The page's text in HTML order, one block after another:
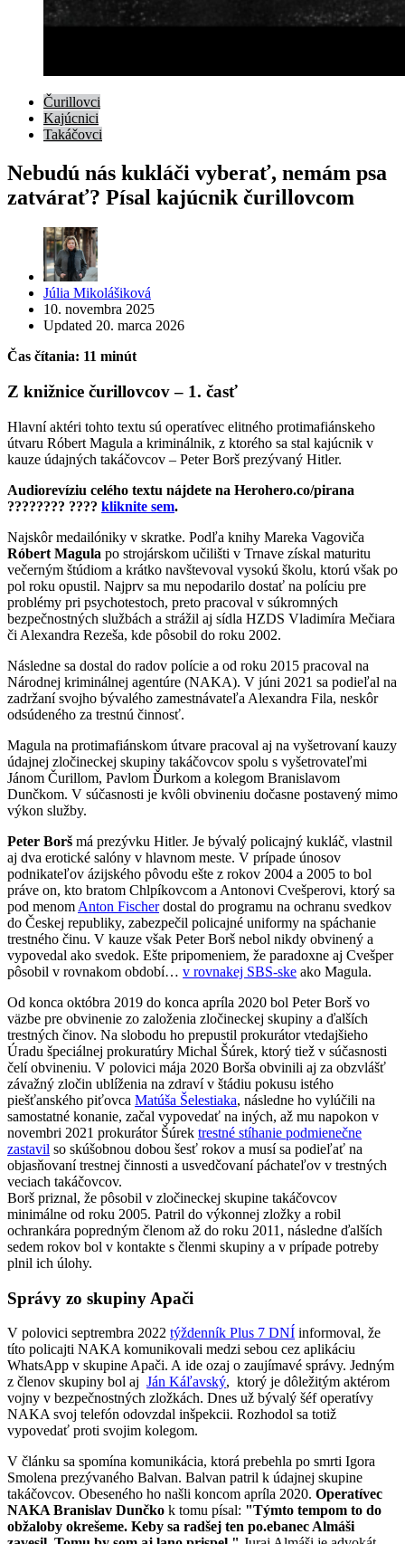
Čurillovci
Kajúcnici
Takáčovci
Nebudú nás kukláči vyberať, nemám psa
zatvárať? Písal kajúcnik čurillovcom
Posted
by
Júlia Mikolášiková
10. novembra 2025
Updated 20. marca 2026
Čas čítania: 11 minút
Z knižnice čurillovcov – 1. časť
Hlavní aktéri tohto textu sú operatívec elitného protimafiánskeho
útvaru Róbert Magula a kriminálnik, z ktorého sa stal kajúcnik v
kauze údajných takáčovcov – Peter Borš prezývaný Hitler.
Audiorevíziu celého textu nájdete na Herohero.co/pirana
???????? ???? kliknite sem.
Najskôr medailóniky v skratke. Podľa knihy Mareka Vagoviča
Róbert Magula po strojárskom učilišti v Trnave získal maturitu
večerným štúdiom a krátko navštevoval vysokú školu, ktorú však po
pol roku opustil. Najprv sa mu nepodarilo dostať na políciu pre
problémy pri psychotestoch, preto pracoval v súkromných
bezpečnostných službách a strážil aj sídla HZDS Vladimíra Mečiara
či Alexandra Rezeša, kde pôsobil do roku 2002.
Následne sa dostal do radov polície a od roku 2015 pracoval na
Národnej kriminálnej agentúre (NAKA). V júni 2021 sa podieľal na
zadržaní svojho bývalého zamestnávateľa Alexandra Fila, neskôr
odsúdeného za trestnú činnosť.
Magula na protimafiánskom útvare pracoval aj na vyšetrovaní kauzy
údajnej zločineckej skupiny takáčovcov spolu s vyšetrovateľmi
Jánom Čurillom, Pavlom Ďurkom a kolegom Branislavom
Dunčkom. V súčasnosti je kvôli obvineniu dočasne postavený mimo
výkon služby.
Peter Borš má prezývku Hitler. Je bývalý policajný kukláč, vlastnil
aj dva erotické salóny v hlavnom meste. V prípade únosov
podnikateľov ázijského pôvodu ešte z rokov 2004 a 2005 to bol
práve on, kto bratom Chlpíkovcom a Antonovi Cvešperovi, ktorý sa
pod menom Anton Fischerdostal do programu na ochranu svedkov
do Českej republiky, zabezpečil policajné uniformy na spáchanie
trestného činu. V kauze však Peter Borš nebol nikdy obvinený a
vypovedal ako svedok. Ešte pripomeniem, že paradoxne aj Cvešper
pôsobil v rovnakom období… v rovnakej SBS-ske ako Magula.
Od konca októbra 2019 do konca apríla 2020 bol Peter Borš vo
väzbe pre obvinenie zo založenia zločineckej skupiny a ďalších
trestných činov. Na slobodu ho prepustil prokurátor vtedajšieho
Úradu špeciálnej prokuratúry Michal Šúrek, ktorý tiež v súčasnosti
čelí obvineniu. V polovici mája 2020 Borša obvinili aj za obzvlášť
závažný zločin ublíženia na zdraví v štádiu pokusu istého
piešťanského piťovca Matúša Šelestiaka, následne ho vylúčili na
samostatné konanie, začal vypovedať na iných, až mu napokon v
novembri 2021 prokurátor Šúrek trestné stíhanie podmienečne
zastavil so skúšobnou dobou šesť rokov a musí sa podieľať na
objasňovaní trestnej činnosti a usvedčovaní páchateľov v trestných
veciach takáčovcov.
Borš priznal, že pôsobil v zločineckej skupine takáčovcov
minimálne od roku 2005. Patril do výkonnej zložky a robil
ochrankára popredným členom až do roku 2011, následne ďalších
sedem rokov bol v kontakte s členmi skupiny a v prípade potreby
plnil ich úlohy.
Správy zo skupiny Apači
V polovici septrembra 2022 týždenník Plus 7 DNÍ informoval, že
títo policajti NAKA komunikovali medzi sebou cez aplikáciu
WhatsApp v skupine Apači. A ide ozaj o zaujímavé správy. Jedným
z členov skupiny bol aj Ján Káľavský, ktorý je dôležitým aktérom
vojny v bezpečnostných zložkách. Dnes už bývalý šéf operatívy
NAKA svoj telefón odovzdal inšpekcii. Rozhodol sa totiž
vypovedať proti svojim kolegom.
V článku sa spomína komunikácia, ktorá prebehla po smrti Igora
Smolena prezývaného Balvan. Balvan patril k údajnej skupine
takáčovcov. Obeseného ho našli koncom apríla 2020. Operatívec
NAKA Branislav Dunčko k tomu písal: "Týmto tempom to do
obžaloby okrešeme. Keby sa radšej ten po.ebanec Almáši